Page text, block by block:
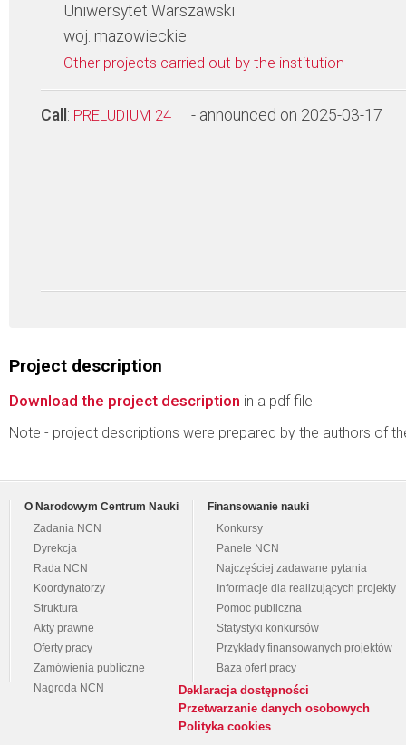
Uniwersytet Warszawski
woj. mazowieckie
Other projects carried out by the institution
Call : PRELUDIUM 24 - announced on 2025-03-17
Project description
Download the project description in a pdf file
Note - project descriptions were prepared by the authors of
O Narodowym Centrum Nauki
Zadania NCN
Dyrekcja
Rada NCN
Koordynatorzy
Struktura
Akty prawne
Oferty pracy
Zamówienia publiczne
Nagroda NCN
Finansowanie nauki
Konkursy
Panele NCN
Najczęściej zadawane pytania
Informacje dla realizujących projekty
Pomoc publiczna
Statystyki konkursów
Przykłady finansowanych projektów
Baza ofert pracy
Deklaracja dostępności
Przetwarzanie danych osobowych
Polityka cookies